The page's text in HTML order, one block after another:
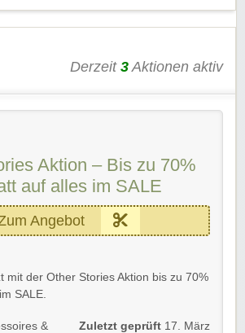
Derzeit 3 Aktionen aktiv
Aktion – Bis zu 70%
auf alles im SALE
Angebot
mit der Other Stories Aktion bis zu 70%
SALE.
Bestandskunden bis auf Widerruf.
&
Zuletzt geprüft 17. März